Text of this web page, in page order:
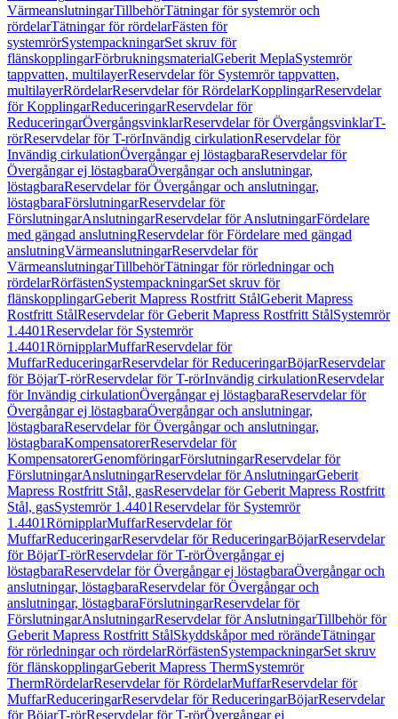
VärmeanslutningarTillbehörTätningar för systemrör och
rördelarTätningar för rördelarFästen för
systemrörSystempackningarSet skruv för
flänskopplingarFörbrukningsmaterialGeberit MeplaSystemrör
tappvatten, multilayerReservdelar för Systemrör tappvatten,
multilayerRördelarReservdelar för RördelarKopplingarReservdelar
för KopplingarReduceringarReservdelar för
ReduceringarÖvergångsvinklarReservdelar för ÖvergångsvinklarT-
rörReservdelar för T-rörInvändig cirkulationReservdelar för
Invändig cirkulationÖvergångar ej löstagbaraReservdelar för
Övergångar ej löstagbaraÖvergångar och anslutningar,
löstagbaraReservdelar för Övergångar och anslutningar,
löstagbaraFörslutningarReservdelar för
FörslutningarAnslutningarReservdelar för AnslutningarFördelare
med gängad anslutningReservdelar för Fördelare med gängad
anslutningVärmeanslutningarReservdelar för
VärmeanslutningarTillbehörTätningar för rörledningar och
rördelarRörfästenSystempackningarSet skruv för
flänskopplingarGeberit Mapress Rostfritt StålGeberit Mapress
Rostfritt StålReservdelar för Geberit Mapress Rostfritt StålSystemrör
1.4401Reservdelar för Systemrör
1.4401RörnipplarMuffarReservdelar för
MuffarReduceringarReservdelar för ReduceringarBöjarReservdelar
för BöjarT-rörReservdelar för T-rörInvändig cirkulationReservdelar
för Invändig cirkulationÖvergångar ej löstagbaraReservdelar för
Övergångar ej löstagbaraÖvergångar och anslutningar,
löstagbaraReservdelar för Övergångar och anslutningar,
löstagbaraKompensatorerReservdelar för
KompensatorerGenomföringarFörslutningarReservdelar för
FörslutningarAnslutningarReservdelar för AnslutningarGeberit
Mapress Rostfritt Stål, gasReservdelar för Geberit Mapress Rostfritt
Stål, gasSystemrör 1.4401Reservdelar för Systemrör
1.4401RörnipplarMuffarReservdelar för
MuffarReduceringarReservdelar för ReduceringarBöjarReservdelar
för BöjarT-rörReservdelar för T-rörÖvergångar ej
löstagbaraReservdelar för Övergångar ej löstagbaraÖvergångar och
anslutningar, löstagbaraReservdelar för Övergångar och
anslutningar, löstagbaraFörslutningarReservdelar för
FörslutningarAnslutningarReservdelar för AnslutningarTillbehör för
Geberit Mapress Rostfritt StålSkyddskåpor med rörändeTätningar
för rörledningar och rördelarRörfästenSystempackningarSet skruv
för flänskopplingarGeberit Mapress ThermSystemrör
ThermRördelarReservdelar för RördelarMuffarReservdelar för
MuffarReduceringarReservdelar för ReduceringarBöjarReservdelar
för BöjarT-rörReservdelar för T-rörÖvergångar ej